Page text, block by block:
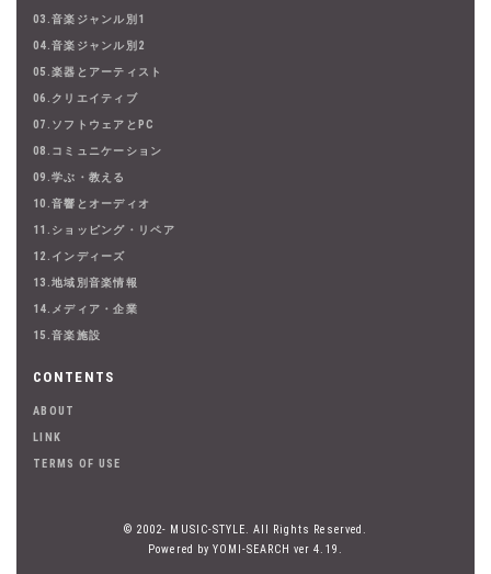
03.音楽ジャンル別1
04.音楽ジャンル別2
05.楽器とアーティスト
06.クリエイティブ
07.ソフトウェアとPC
08.コミュニケーション
09.学ぶ・教える
10.音響とオーディオ
11.ショッピング・リペア
12.インディーズ
13.地域別音楽情報
14.メディア・企業
15.音楽施設
CONTENTS
ABOUT
LINK
TERMS OF USE
© 2002- MUSIC-STYLE. All Rights Reserved.
Powered by YOMI-SEARCH ver 4.19.